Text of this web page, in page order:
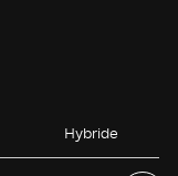
Hybride